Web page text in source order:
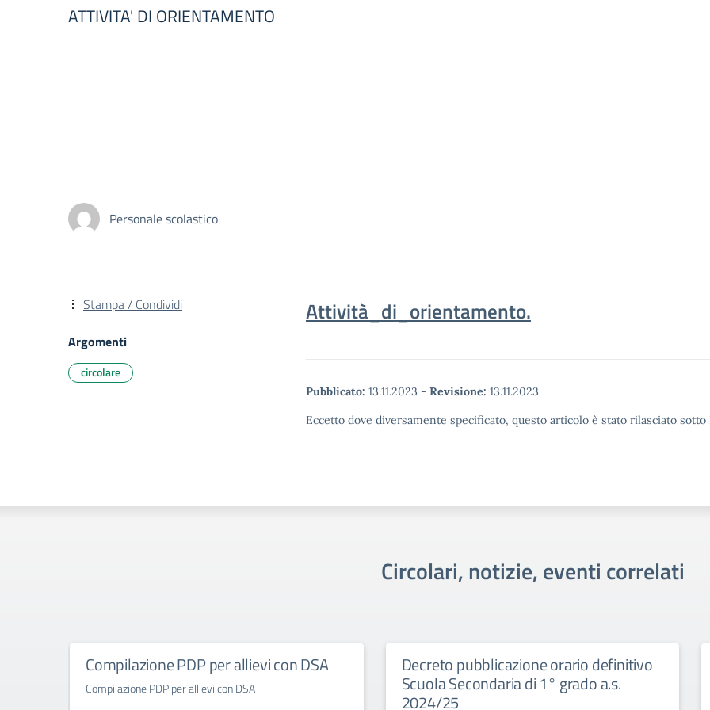
ATTIVITA' DI ORIENTAMENTO
Personale scolastico
Attività_di_orientamento.
Pubblicato: 13.11.2023 - Revisione: 13.11.2023
Eccetto dove diversamente specificato, questo articolo è stato rilasciato
Stampa / Condividi
Argomenti
circolare
Circolari, notizie, eventi correlati
Compilazione PDP per allievi con DSA
Compilazione PDP per allievi con DSA
Decreto pubblicazione orario definitivo
Scuola Secondaria di 1° grado a.s.
2024/25